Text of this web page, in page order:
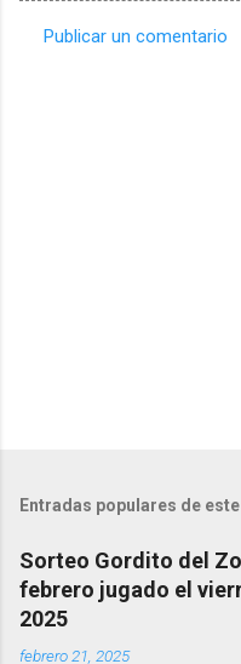
Publicar un comentario
Entradas populares de
Sorteo Gordito del
febrero jugado el
2025
febrero 21, 2025